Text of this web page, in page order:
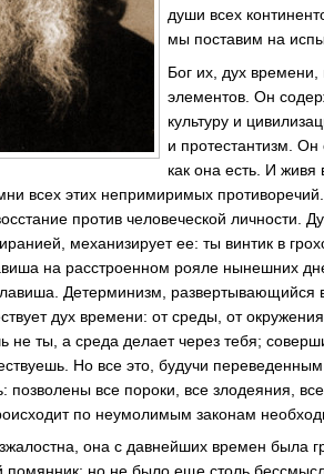
души всех
мы поставим на
Бог их, дух
элементов. Он
культуру и
и протестантизм. Он
как она есть. И живя
всех этих непримиримых
против человеческой личности.
механизирует ее: ты винтик в
на расстроенном рояле нынешних
Детерминизм,
дух времени: от среды, от
не ты, а среда делает через тебя;
Но все это, будучи
позволены все пороки, все злодеяния,
по неумолимым законам
она с давнейших времен была